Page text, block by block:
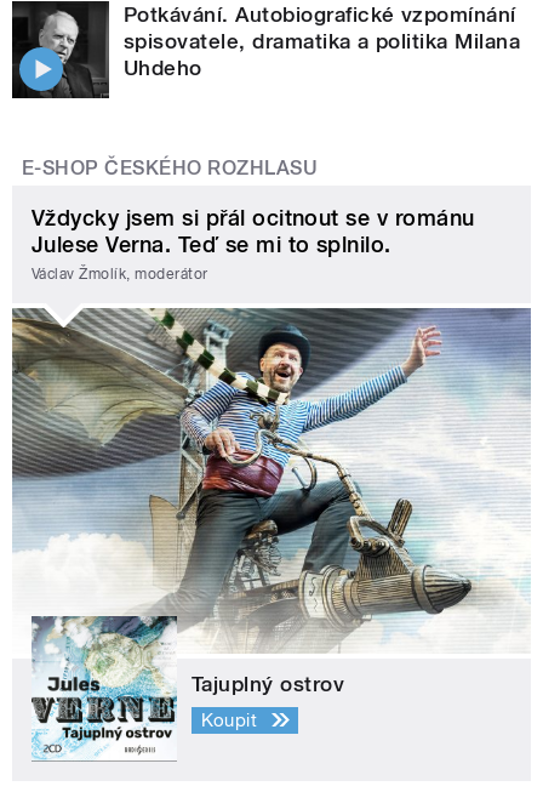
Potkávání. Autobiografické vzpomínání
spisovatele, dramatika a politika Milana
Uhdeho
E-SHOP ČESKÉHO ROZHLASU
Vždycky jsem si přál ocitnout se v románu
Julese Verna. Teď se mi to splnilo.
Václav Žmolík, moderátor
Tajuplný ostrov
Koupit